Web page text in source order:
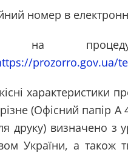
номер в
на
prozorro.gov.ua/
характеристики
(Офісний папір
друку) визначено з
України, а